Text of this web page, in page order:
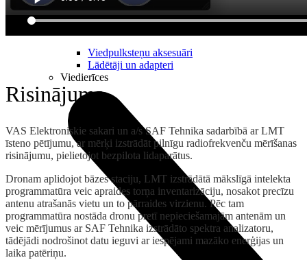
Viedpulksteņu aksesuāri
Lādētāji un adapteri
Viedierīces
Risinājums
VAS Elektroniskie sakari un a/s SAF Tehnika sadarbībā ar LMT
īsteno pētījumu, ar mērķi izstrādāt pilnīgu radiofrekvenču mērīšanas
risinājumu, pielietojot bezpilota lidaparātus.
Dronam aplidojot bāzes staciju, LMT izstrādātā mākslīgā intelekta
programmatūra veic apraides torņa inventarizāciju, nosakot precīzu
antenu atrašanās vietu un to pārraides virzienu. Pēc tam
programmatūra nostāda dronu pretī nepieciešamajām antenām un
veic mērījumus ar SAF Tehnika izstrādāto spektra analizatoru,
tādējādi nodrošinot datu ieguvi ar iespējami mazāko enerģijas un
laika patēriņu.